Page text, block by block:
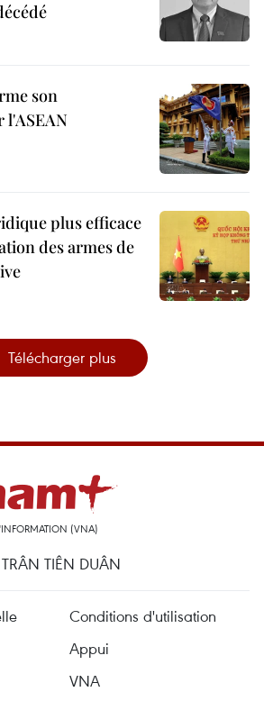
son
l'ASEAN
plus efficace
des armes de
Télécharger plus
(VNA)
TIÊN DUÂN
Conditions d'utilisation
Appui
VNA